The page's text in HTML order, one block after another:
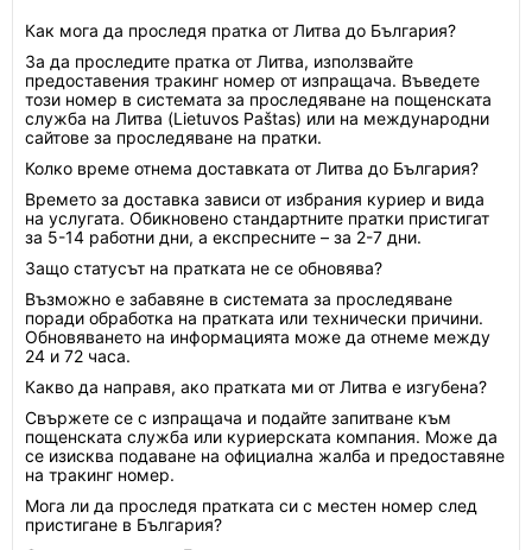
Как мога да проследя пратка от Литва до България?
За да проследите пратка от Литва, използвайте
предоставения тракинг номер от изпращача. Въведете
този номер в системата за проследяване на пощенската
служба на Литва (Lietuvos Paštas) или на международни
сайтове за проследяване на пратки.
Колко време отнема доставката от Литва до България?
Времето за доставка зависи от избрания куриер и вида
на услугата. Обикновено стандартните пратки пристигат
за 5-14 работни дни, а експресните – за 2-7 дни.
Защо статусът на пратката не се обновява?
Възможно е забавяне в системата за проследяване
поради обработка на пратката или технически причини.
Обновяването на информацията може да отнеме между
24 и 72 часа.
Какво да направя, ако пратката ми от Литва е изгубена?
Свържете се с изпращача и подайте запитване към
пощенската служба или куриерската компания. Може да
се изисква подаване на официална жалба и предоставяне
на тракинг номер.
Мога ли да проследя пратката си с местен номер след
пристигане в България?